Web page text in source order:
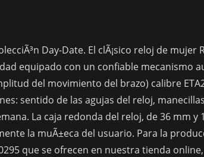
Day-Date. El clÃ¡sico reloj de mujer
equipado con un confiable mecanismo
del movimiento del brazo) calibre
sentido de las agujas del reloj,
La caja redonda del reloj, de 36 mm
la muÃ±eca del usuario. Para la
que se ofrecen en nuestra tienda